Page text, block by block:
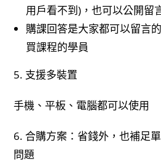
用戶看不到)，也可以公開留
購課回答是大家都可以留言
買課程的學員
5. 支援多裝置
手機、平板、電腦都可以使用
6. 合購方案：省錢外，也補足
問題